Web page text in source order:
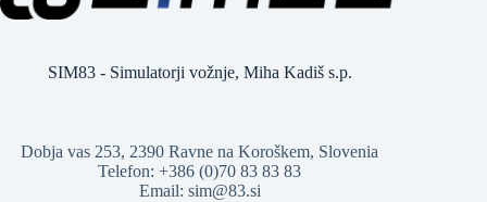
SIM83 - Simulatorji vožnje, Miha Kadiš s.p.
Dobja vas 253, 2390 Ravne na Koroškem, Slovenia
Telefon: +386 (0)70 83 83 83
Email: sim@83.si